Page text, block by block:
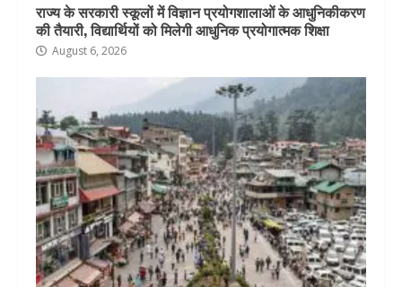
राज्य के सरकारी स्कूलों में विज्ञान प्रयोगशालाओं के आधुनिकीकरण
की तैयारी, विद्यार्थियों को मिलेगी आधुनिक प्रयोगात्मक शिक्षा
August 6, 2026